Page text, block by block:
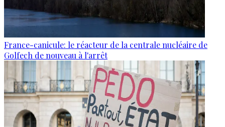
France-canicule: le réacteur de la centrale nucléaire de
Golfech de nouveau à l'arrêt